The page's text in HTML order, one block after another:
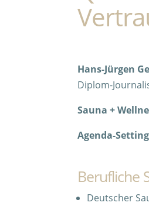
Hans-Jürgen
Diplom-
Sauna +
Agenda-
Berufliche
Deutscher